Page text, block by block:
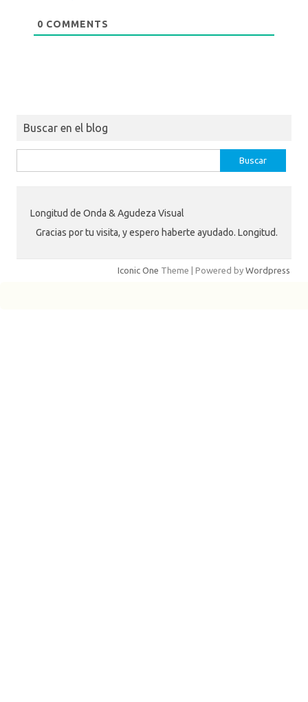
0 COMMENTS
Buscar en el blog
Longitud de Onda & Agudeza Visual
Gracias por tu visita, y espero haberte ayudado. Longitud.
Iconic One Theme | Powered by Wordpress